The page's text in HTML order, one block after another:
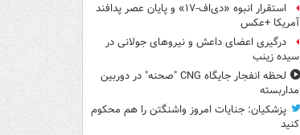
استقرار انبوه «دی‌اف‑۱۷» و پایان عصر پدافند
آمریکا +عکس
درگیری اعضای داعش و نیروهای جولانی در
سیده زینب
لحظه انفجار جایگاه CNG "صحنه" در دوربین
مداربسته
پزشکیان: جنایات امروز واشنگتن را هم محکوم
کنید